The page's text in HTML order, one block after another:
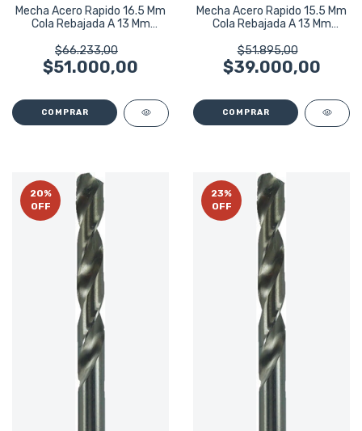
Mecha Acero Rapido 16.5 Mm
Cola Rebajada A 13 Mm
$66.233,00
$51.000,00
Mecha Acero Rapido 15.5 Mm
Cola Rebajada A 13 Mm
$51.895,00
$39.000,00
20%
OFF
23%
OFF